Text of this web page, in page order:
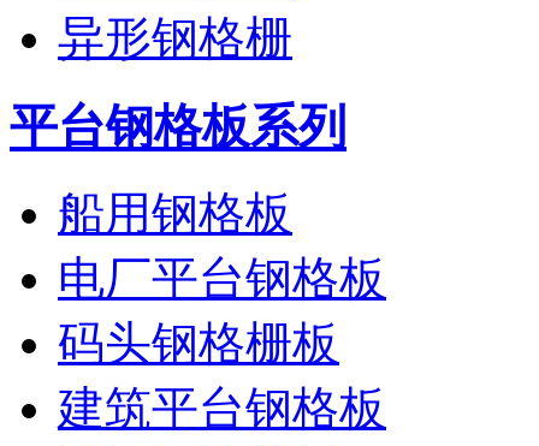
异形钢格栅
平台钢格板系列
船用钢格板
电厂平台钢格板
码头钢格栅板
建筑平台钢格板